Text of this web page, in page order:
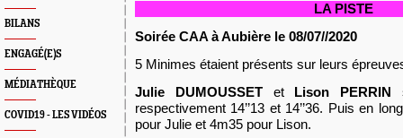
BILANS
ENGAGÉ(E)S
MÉDIATHÈQUE
COVID19 - LES VIDÉOS
LA PISTE
Soirée CAA à Aubière le 08/07//2020
5 Minimes étaient présents sur leurs
Julie DUMOUSSET et Lison PERRIN
respectivement 14’’13 et 14’’36. Puis en
pour Julie et 4m35 pour Lison.